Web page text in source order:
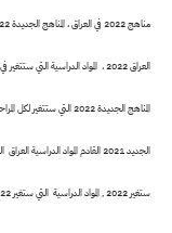
المناهج الجديدة 2022
ستغير 2022 , المواد الدراسية التي ستغير 2022